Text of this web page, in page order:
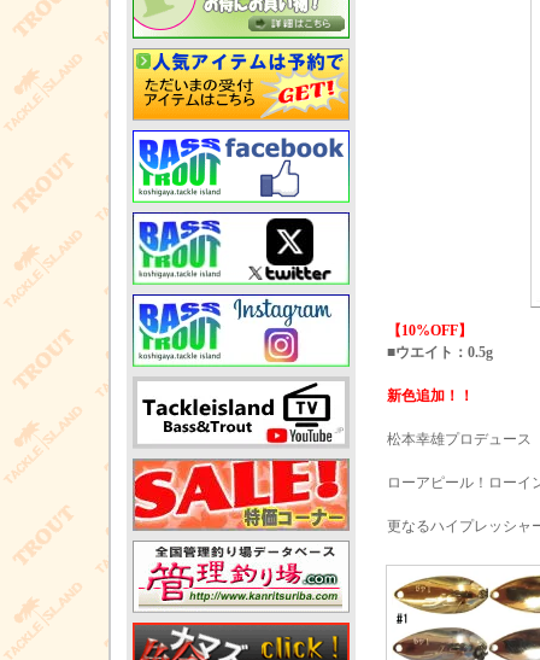
【10%OFF】
■ウエイト：0.5g
新色追加！！
松本幸雄プロデュース
ローアピール！ローイ
更なるハイプレッシャ